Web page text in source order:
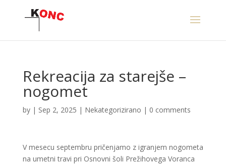
Rekreacija za starejše –
nogomet
by | Sep 2, 2025 | Nekategorizirano | 0 comments
V mesecu septembru pričenjamo z igranjem nogometa
na umetni travi pri Osnovni šoli Prežihovega Voranca